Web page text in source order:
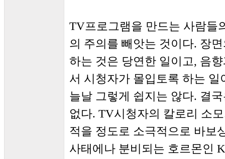
TV프로그램을 만드는 사람들
의 주의를 빼앗는 것이다. 장
하는 것은 당연한 일이고, 음
서 시청자가 몰입토록 하는
늘날 그렇게 쉽지는 않다. 결
없다. TV시청자의 칼로리 소
적을 정도로 소극적으로 바보
사태에나 분비되는 호르몬인